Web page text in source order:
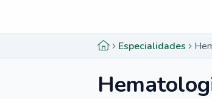
Especialidades